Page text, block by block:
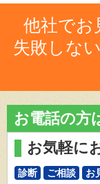
他社でお
失敗しな
お電話の方
お気軽に
診断 ご相談 お